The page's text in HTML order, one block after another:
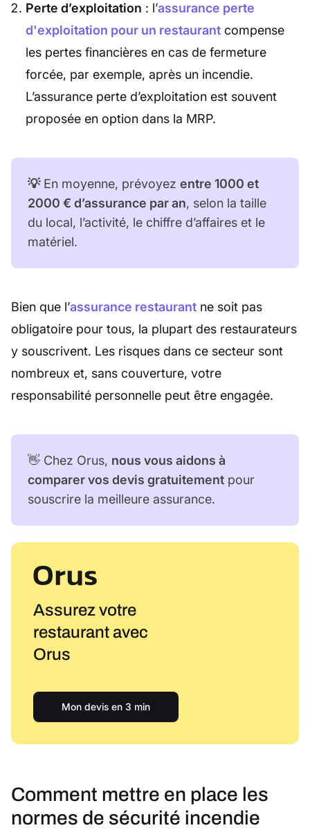
Perte d’exploitation : l’assurance perte
d'exploitation pour un restaurantcompense
les pertes financières en cas de fermeture
forcée, par exemple, après un incendie.
L’assurance perte d’exploitation est souvent
proposée en option dans la MRP.
💡En moyenne, prévoyez entre 1000 et
2000 € d’assurance par an, selon la taille
du local, l’activité, le chiffre d’affaires et le
matériel.
Bien que l’assurance restaurant ne soit pas
obligatoire pour tous, la plupart des restaurateurs
y souscrivent. Les risques dans ce secteur sont
nombreux et, sans couverture, votre
responsabilité personnelle peut être engagée.
👋 Chez Orus, nous vous aidons à
comparer vos devis gratuitement pour
souscrire la meilleure assurance.
Assurez votre
restaurant avec
Orus
Mon devis en 3 min
Comment mettre en place les
normes de sécurité incendie